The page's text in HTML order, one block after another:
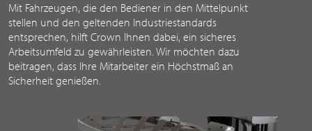
Mit Fahrzeugen, die den Bediener in den Mittelpunkt
stellen und den geltenden Industriestandards
entsprechen, hilft Crown Ihnen dabei, ein sicheres
Arbeitsumfeld zu gewährleisten. Wir möchten dazu
beitragen, dass Ihre Mitarbeiter ein Höchstmaß an
Sicherheit genießen.